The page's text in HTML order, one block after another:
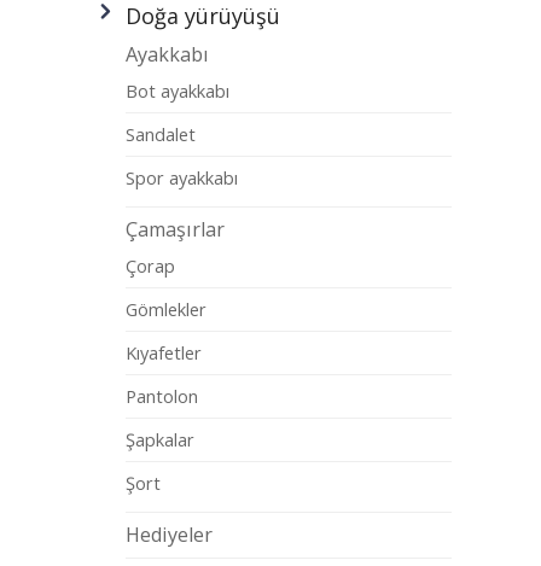
Doğa yürüyüşü
Ayakkabı
Bot ayakkabı
Sandalet
Spor ayakkabı
Çamaşırlar
Çorap
Gömlekler
Kıyafetler
Pantolon
Şapkalar
Şort
Hediyeler